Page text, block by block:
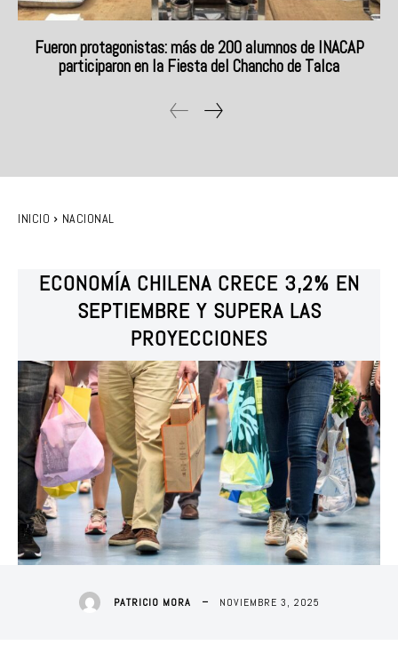
Fueron protagonistas: más de 200 alumnos de INACAP
participaron en la Fiesta del Chancho de Talca